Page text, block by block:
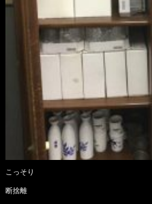
こっそり
断捨離